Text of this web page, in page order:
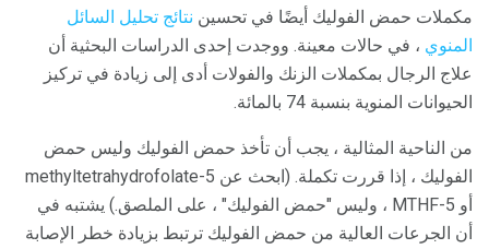
مكملات حمض الفوليك أيضًا في تحسين نتائج تحليل السائل
المنوي ، في حالات معينة. ووجدت إحدى الدراسات البحثية أن
علاج الرجال بمكملات الزنك والفولات أدى إلى زيادة في تركيز
الحيوانات المنوية بنسبة 74 بالمائة.
من الناحية المثالية ، يجب أن تأخذ حمض الفوليك وليس حمض
الفوليك ، إذا قررت تكملة. (ابحث عن 5-methyltetrahydrofolate
أو 5-MTHF ، وليس "حمض الفوليك" ، على الملصق.) يشتبه في
أن الجرعات العالية من حمض الفوليك ترتبط بزيادة خطر الإصابة